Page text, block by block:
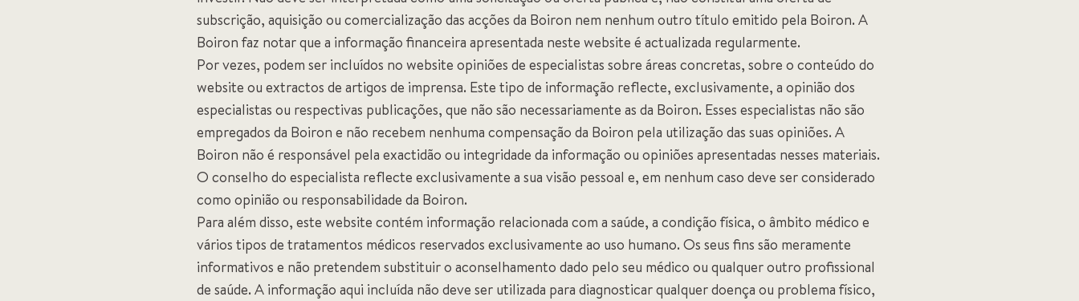
subscrição, aquisição ou comercialização das acções da Boiron nem nenhum outro título emitido pela Boiron. A
Boiron faz notar que a informação financeira apresentada neste website é actualizada regularmente.
Por vezes, podem ser incluídos no website opiniões de especialistas sobre áreas concretas, sobre o conteúdo do
website ou extractos de artigos de imprensa. Este tipo de informação reflecte, exclusivamente, a opinião dos
especialistas ou respectivas publicações, que não são necessariamente as da Boiron. Esses especialistas não são
empregados da Boiron e não recebem nenhuma compensação da Boiron pela utilização das suas opiniões. A
Boiron não é responsável pela exactidão ou integridade da informação ou opiniões apresentadas nesses materiais.
O conselho do especialista reflecte exclusivamente a sua visão pessoal e, em nenhum caso deve ser considerado
como opinião ou responsabilidade da Boiron.
Para além disso, este website contém informação relacionada com a saúde, a condição física, o âmbito médico e
vários tipos de tratamentos médicos reservados exclusivamente ao uso humano. Os seus fins são meramente
informativos e não pretendem substituir o aconselhamento dado pelo seu médico ou qualquer outro profissional
de saúde. A informação aqui incluída não deve ser utilizada para diagnosticar qualquer doença ou problema físico,